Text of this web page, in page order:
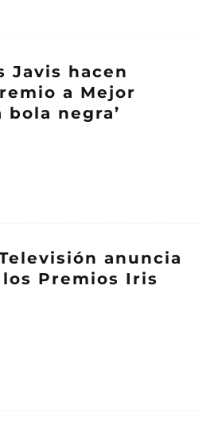
Javis hacen
a Mejor
negra’
anuncia
Premios Iris